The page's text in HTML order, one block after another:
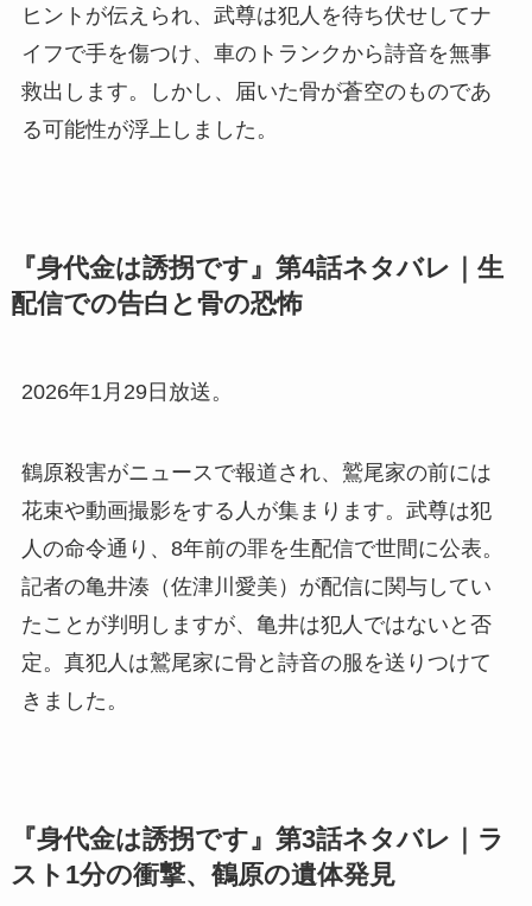
ヒントが伝えられ、武尊は犯人を待ち伏せしてナ
イフで手を傷つけ、車のトランクから詩音を無事
救出します。しかし、届いた骨が蒼空のものであ
る可能性が浮上しました。
『身代金は誘拐です』第4話ネタバレ｜生
配信での告白と骨の恐怖
2026年1月29日放送。
鶴原殺害がニュースで報道され、鷲尾家の前には
花束や動画撮影をする人が集まります。武尊は犯
人の命令通り、8年前の罪を生配信で世間に公表。
記者の亀井湊（佐津川愛美）が配信に関与してい
たことが判明しますが、亀井は犯人ではないと否
定。真犯人は鷲尾家に骨と詩音の服を送りつけて
きました。
『身代金は誘拐です』第3話ネタバレ｜ラ
スト1分の衝撃、鶴原の遺体発見